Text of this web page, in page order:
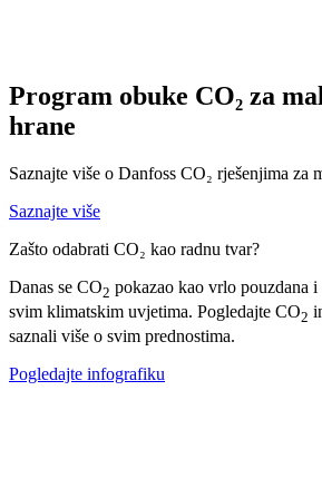
Program obuke CO₂ za
hrane
Saznajte više o Danfoss CO₂ rješenjima za
Saznajte više
Zašto odabrati CO₂ kao radnu tvar?
Danas se CO2 pokazao kao vrlo pouzdana
svim klimatskim uvjetima. Pogledajte CO2
saznali više o svim prednostima.
Pogledajte infografiku